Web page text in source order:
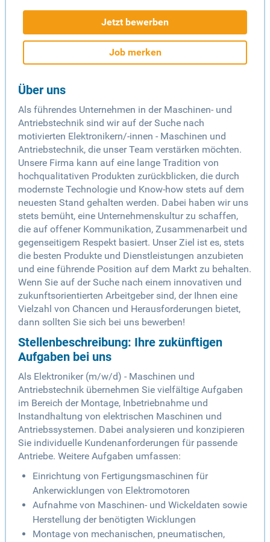
Jetzt bewerben
Job merken
Über uns
Als führendes Unternehmen in der Maschinen- und
Antriebstechnik sind wir auf der Suche nach
motivierten Elektronikern/-innen - Maschinen und
Antriebstechnik, die unser Team verstärken möchten.
Unsere Firma kann auf eine lange Tradition von
hochqualitativen Produkten zurückblicken, die durch
modernste Technologie und Know-how stets auf dem
neuesten Stand gehalten werden. Dabei haben wir uns
stets bemüht, eine Unternehmenskultur zu schaffen,
die auf offener Kommunikation, Zusammenarbeit und
gegenseitigem Respekt basiert. Unser Ziel ist es, stets
die besten Produkte und Dienstleistungen anzubieten
und eine führende Position auf dem Markt zu behalten.
Wenn Sie auf der Suche nach einem innovativen und
zukunftsorientierten Arbeitgeber sind, der Ihnen eine
Vielzahl von Chancen und Herausforderungen bietet,
dann sollten Sie sich bei uns bewerben!
Stellenbeschreibung: Ihre zukünftigen
Aufgaben bei uns
Als Elektroniker (m/w/d) - Maschinen und
Antriebstechnik übernehmen Sie vielfältige Aufgaben
im Bereich der Montage, Inbetriebnahme und
Instandhaltung von elektrischen Maschinen und
Antriebssystemen. Dabei analysieren und konzipieren
Sie individuelle Kundenanforderungen für passende
Antriebe. Weitere Aufgaben umfassen:
Einrichtung von Fertigungsmaschinen für
Ankerwicklungen von Elektromotoren
Aufnahme von Maschinen- und Wickeldaten sowie
Herstellung der benötigten Wicklungen
Montage von mechanischen, pneumatischen,